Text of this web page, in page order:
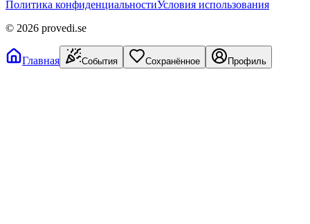
Политика конфиденциальностиУсловия использования
© 2026 provedi.se
Главная События Сохранённое Профиль